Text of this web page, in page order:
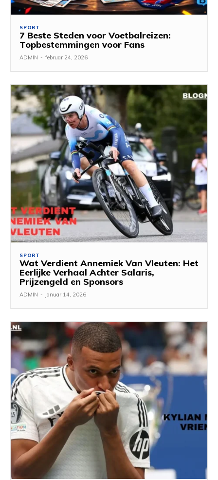
SPORT
7 Beste Steden voor Voetbalreizen:
Topbestemmingen voor Fans
ADMIN - februar 24, 2026
SPORT
Wat Verdient Annemiek Van Vleuten: Het
Eerlijke Verhaal Achter Salaris,
Prijzengeld en Sponsors
ADMIN - januar 14, 2026